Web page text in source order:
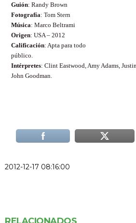
Guión: Randy Brown
Fotografía: Tom Stern
Música: Marco Beltrami
Origen: USA – 2012
Calificación: Apta para todo
público.
Intérpretes: Clint Eastwood, Amy Adams,
John Goodman.
2012-12-17 08:16:00